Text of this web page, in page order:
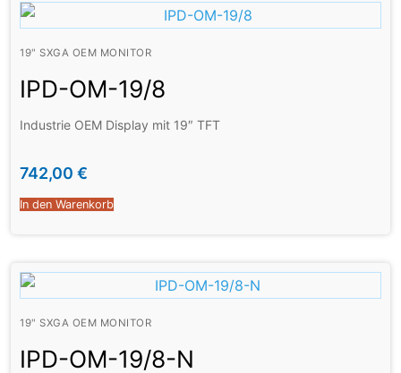
19" SXGA OEM MONITOR
IPD-OM-19/8
Industrie OEM Display mit 19″ TFT
742,00 €
In den Warenkorb
19" SXGA OEM MONITOR
IPD-OM-19/8-N